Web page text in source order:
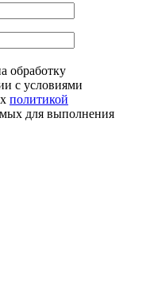
обработку
с условиями
политикой
для выполнения